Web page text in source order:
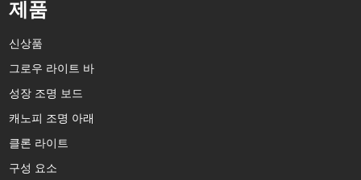
제품
신상품
그로우 라이트 바
성장 조명 보드
캐노피 조명 아래
클론 라이트
구성 요소